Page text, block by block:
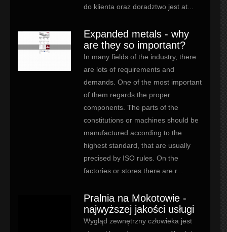
do klienta oraz doradztwo jest at...
Expanded metals - why
are they so important?
In many fields of the industry, there
are lots of requirements and
demands. One of the most important
of them regards the proper
components. The parts of the
constitutions or machines should be
manufactured according to the
highest standard, that are usually
precised by ISO rules. On the
factories or stores there are r...
Pralnia na Mokotowie -
najwyższej jakości usługi
Wygląd zewnętrzny człowieka jest